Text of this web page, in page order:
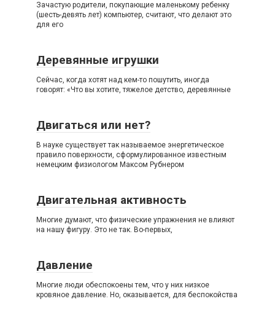
Зачастую родители, покупающие маленькому ребенку
(шесть-девять лет) компьютер, считают, что делают это
для его
Деревянные игрушки
Сейчас, когда хотят над кем-то пошутить, иногда
говорят: «Что вы хотите, тяжелое детство, деревянные
Двигаться или нет?
В науке существует так называемое энергетическое
правило поверхности, сформулированное известным
немецким физиологом Максом Рубнером
Двигательная активность
Многие думают, что физические упражнения не влияют
на нашу фигуру. Это не так. Во-первых,
Давление
Многие люди обеспокоены тем, что у них низкое
кровяное давление. Но, оказывается, для беспокойства